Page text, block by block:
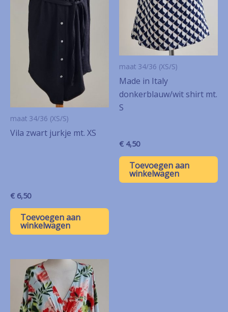
maat 34/36 (XS/S)
Vila zwart jurkje mt. XS
€ 6,50
Toevoegen aan
winkelwagen
maat 34/36 (XS/S)
Made in Italy
donkerblauw/wit shirt mt.
S
€ 4,50
Toevoegen aan
winkelwagen